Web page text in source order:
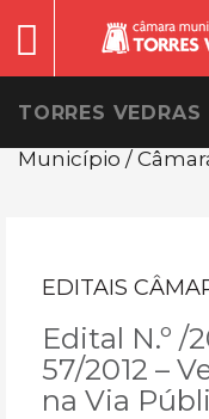
TORRES VEDRAS
Município /
EDITAIS
Edital N.º /
57/2012 –
na Via